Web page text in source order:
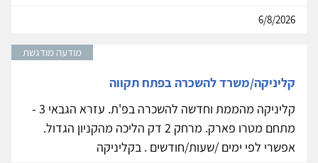
6/8/2026
מודעה מודגשת
קליניקה/משרד להשכרה בפתח תקווה
קליניקה מהממת וחדשה להשכרה בפ'ת. עזרא הגבאי 3 -
מתחם מטרו פארק. מרחק 2 דק הליכה מהקניון הגדול.
אפשרי לפי ימים /שעות/חודשים . בקליניקה